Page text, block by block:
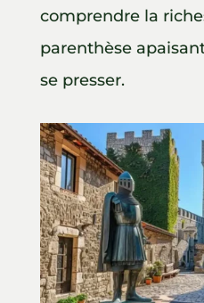
comprendre la
parenthèse
se presser.